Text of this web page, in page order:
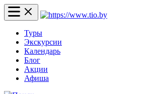
Туры
Экскурсии
Календарь
Блог
Акции
Афиша